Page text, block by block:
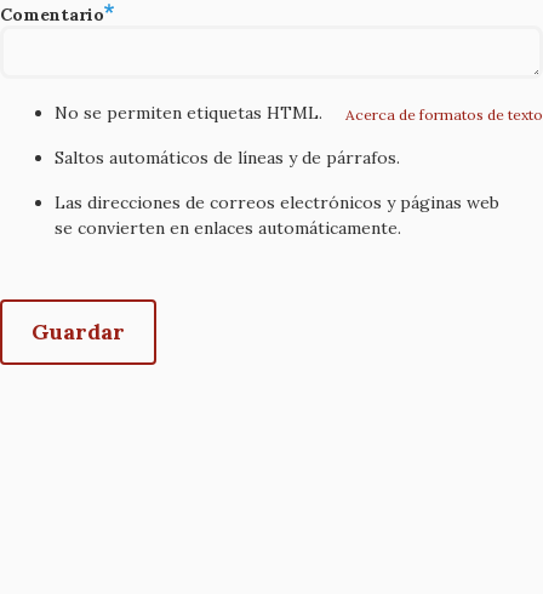
Comentario
Acerca de formatos de texto
No se permiten etiquetas HTML.
Saltos automáticos de líneas y de párrafos.
Las direcciones de correos electrónicos y páginas web
se convierten en enlaces automáticamente.